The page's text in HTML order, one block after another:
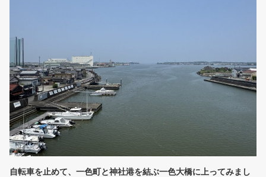
自転車を止めて、一色町と神社港を結ぶ一色大橋に上ってみまし